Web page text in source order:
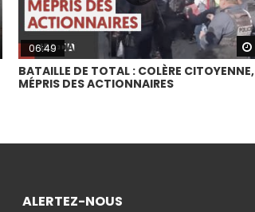
Watch Later
06:49
BATAILLE DE TOTAL : COLÈRE CITOYENNE,
MÉPRIS DES ACTIONNAIRES
ALERTEZ-NOUS